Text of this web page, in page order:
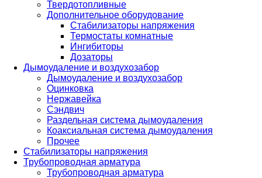
Твердотопливные
Дополнительное оборудование
Стабилизаторы напряжения
Термостаты комнатные
Ингибиторы
Дозаторы
Дымоудаление и воздухозабор
Дымоудаление и воздухозабор
Оцинковка
Нержавейка
Сэндвич
Раздельная система дымоудаления
Коаксиальная система дымоудаления
Прочее
Стабилизаторы напряжения
Трубопроводная арматура
Трубопроводная арматура